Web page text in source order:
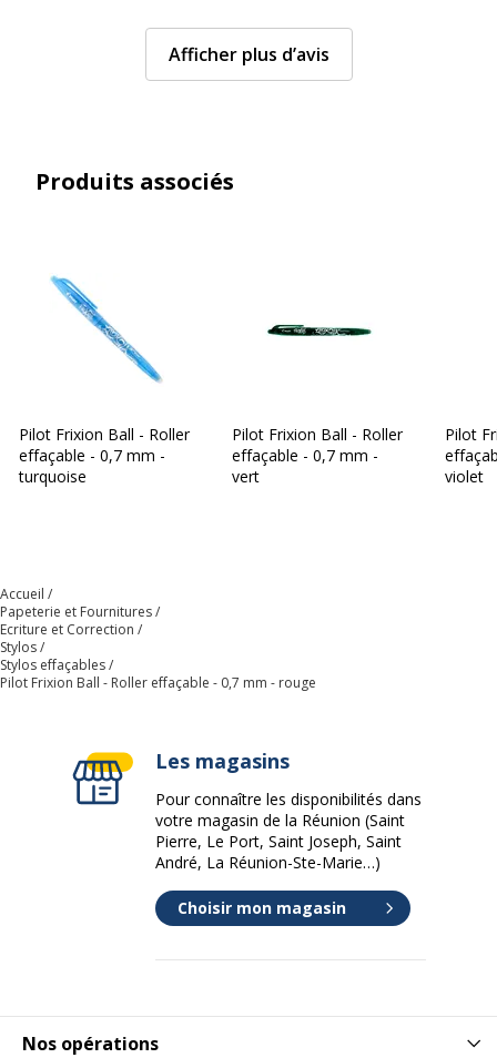
Afficher plus d’avis
Produits associés
Pilot Frixion Ball - Roller
effaçable - 0,7 mm -
turquoise
Pilot Frixion Ball - Roller
effaçable - 0,7 mm -
vert
Pilot
violet
Accueil
Papeterie et Fournitures
Ecriture et Correction
Stylos
Stylos effaçables
Pilot Frixion Ball - Roller effaçable - 0,7 mm - rouge
Nos opérations
Les magasins
Pour connaître les disponibilités dans
votre magasin de la Réunion (Saint
Pierre, Le Port, Saint Joseph, Saint
André, La Réunion-Ste-Marie…)
Choisir mon magasin